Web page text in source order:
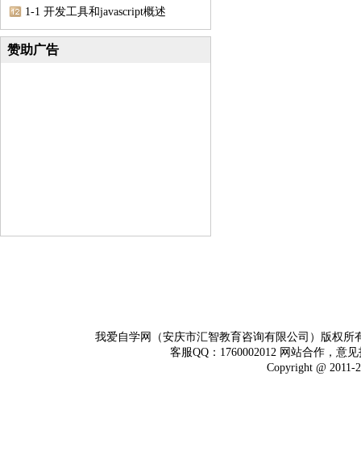
1-1 开发工具和javascript概述
赞助广告
我爱自学网（安庆市汇智教育咨询有限公司）版权
客服QQ：1760002012 网站合作，意
Copyright @